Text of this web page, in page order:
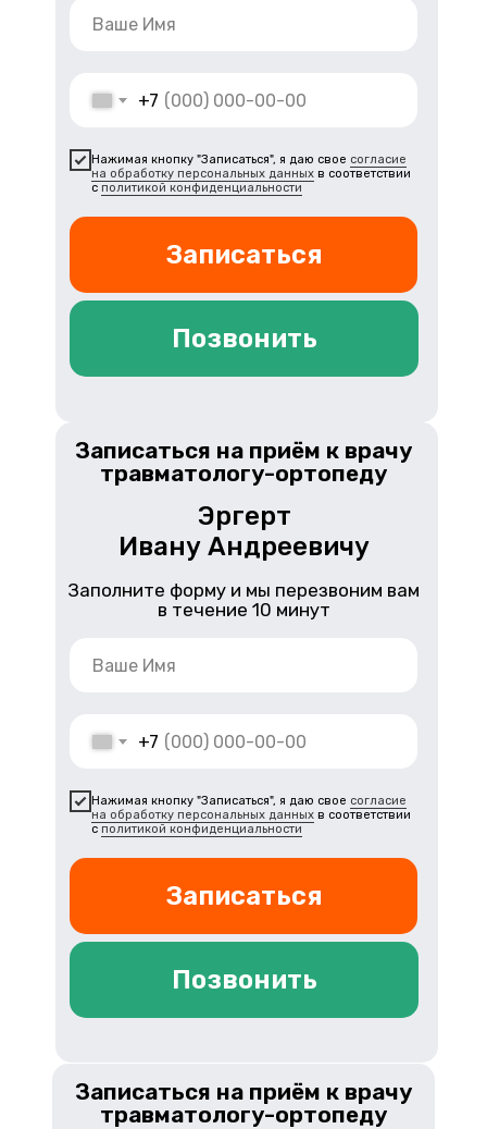
+7
Нажимая кнопку "Записаться", я даю свое согласие
на обработку персональных данных в соответствии
с политикой конфиденциальности
Записаться
Позвонить
+7
Нажимая кнопку "Записаться", я даю свое согласие
на обработку персональных данных в соответствии
с политикой конфиденциальности
Записаться
Заполните форму и мы перезвоним вам
в течение 10 минут
Позвонить
Эргерт
Ивану Андреевичу
Записаться на приём к врачу
травматологу-ортопеду
Записаться на приём к врачу
травматологу-ортопеду